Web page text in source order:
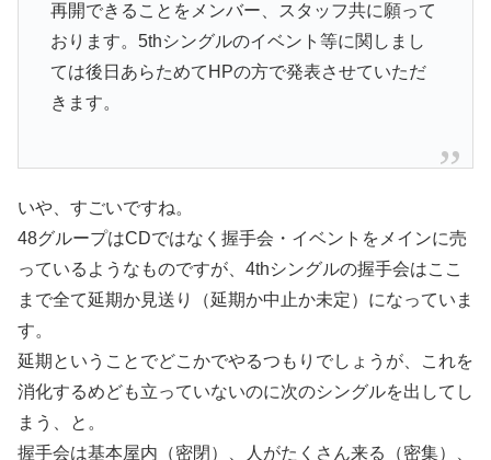
再開できることをメンバー、スタッフ共に願って
おります。5thシングルのイベント等に関しまし
ては後日あらためてHPの方で発表させていただ
きます。
いや、すごいですね。
48グループはCDではなく握手会・イベントをメインに売
っているようなものですが、4thシングルの握手会はここ
まで全て延期か見送り（延期か中止か未定）になっていま
す。
延期ということでどこかでやるつもりでしょうが、これを
消化するめども立っていないのに次のシングルを出してし
まう、と。
握手会は基本屋内（密閉）、人がたくさん来る（密集）、